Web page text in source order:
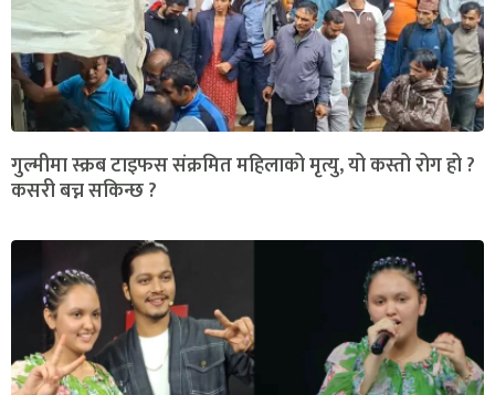
गुल्मीमा स्क्रब टाइफस संक्रमित महिलाको मृत्यु, यो कस्तो रोग हो ?
कसरी बच्न सकिन्छ ?